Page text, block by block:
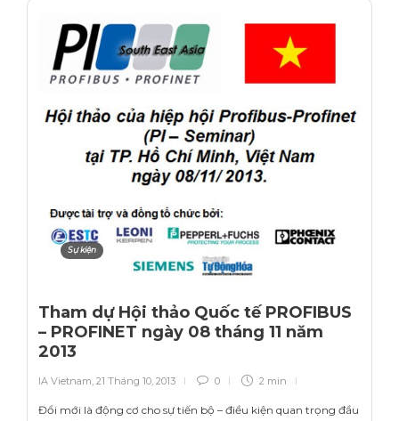
Sự kiện
Tham dự Hội thảo Quốc tế PROFIBUS
– PROFINET ngày 08 tháng 11 năm
2013
IA Vietnam, 21 Tháng 10, 2013 0 2 min
Đổi mới là động cơ cho sự tiến bộ – điều kiện quan trọng đầu